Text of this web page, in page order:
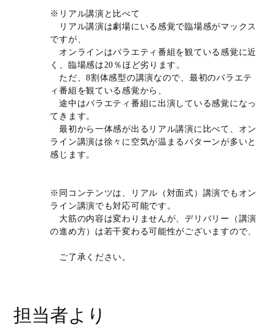
※リアル講演と比べて
リアル講演は劇場にいる感覚で臨場感がマックス
ですが、
オンラインはバラエティ番組を観ている感覚に近
く、臨場感は20％ほど劣ります。
ただ、8割体感型の講演なので、最初のバラエテ
ィ番組を観ている感覚から、
途中はバラエティ番組に出演している感覚になっ
てきます。
最初から一体感が出るリアル講演に比べて、オン
ライン講演は徐々に空気が温まるパターンが多いと
感じます。
※同コンテンツは、リアル（対面式）講演でもオン
ライン講演でも対応可能です。
大筋の内容は変わりませんが、デリバリー（講演
の進め方）は若干変わる可能性がございますので、
ご了承ください。
担当者より